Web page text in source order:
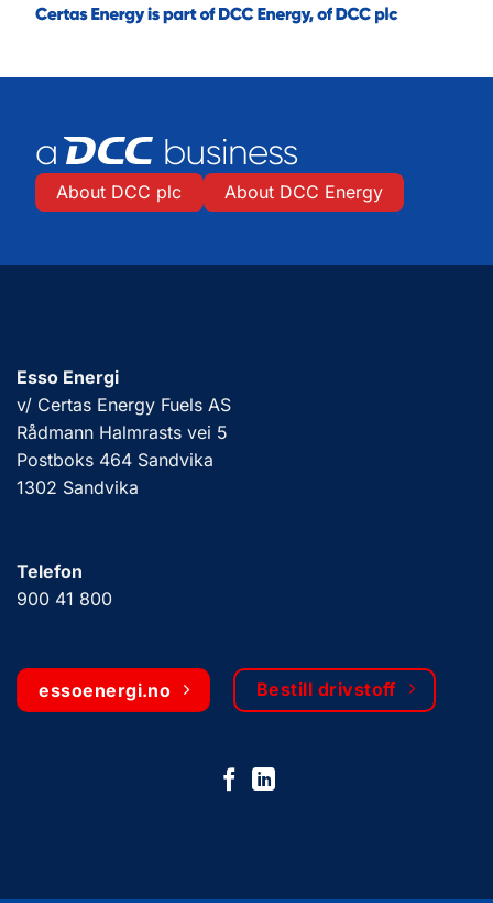
About DCC plc About DCC Energy
Esso Energi
v/ Certas Energy Fuels AS
Rådmann Halmrasts vei 5
Postboks 464 Sandvika
1302 Sandvika
Telefon
900 41 800
essoenergi.no Bestill drivstoff